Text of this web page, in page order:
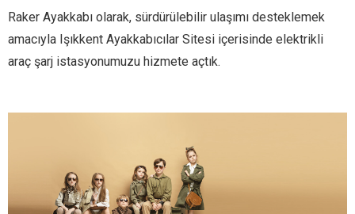
Raker Ayakkabı olarak, sürdürülebilir ulaşımı desteklemek
amacıyla Işıkkent Ayakkabıcılar Sitesi içerisinde elektrikli
araç şarj istasyonumuzu hizmete açtık.